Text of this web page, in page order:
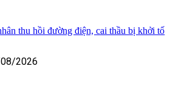
thu hồi đường điện, cai thầu bị khởi tố
2026